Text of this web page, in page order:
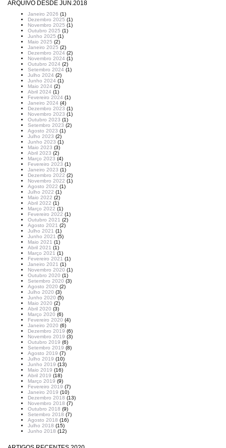
ARQUIVO DESDE JUN.2018
Janeiro 2026 (1)
Dezembro 2025 (1)
Novembro 2025 (1)
Outubro 2025 (1)
Junho 2025 (1)
Maio 2025 (2)
Janeiro 2025 (2)
Dezembro 2024 (2)
Novembro 2024 (1)
Outubro 2024 (2)
Setembro 2024 (1)
Julho 2024 (2)
Junho 2024 (1)
Maio 2024 (2)
Abril 2024 (1)
Fevereiro 2024 (1)
Janeiro 2024 (4)
Dezembro 2023 (1)
Novembro 2023 (1)
Outubro 2023 (1)
Setembro 2023 (2)
Agosto 2023 (1)
Julho 2023 (2)
Junho 2023 (1)
Maio 2023 (3)
Abril 2023 (2)
Março 2023 (4)
Fevereiro 2023 (1)
Janeiro 2023 (1)
Dezembro 2022 (2)
Novembro 2022 (1)
Agosto 2022 (1)
Julho 2022 (1)
Maio 2022 (2)
Abril 2022 (1)
Março 2022 (1)
Fevereiro 2022 (1)
Outubro 2021 (2)
Agosto 2021 (2)
Julho 2021 (1)
Junho 2021 (5)
Maio 2021 (1)
Abril 2021 (1)
Março 2021 (1)
Fevereiro 2021 (1)
Janeiro 2021 (1)
Novembro 2020 (1)
Outubro 2020 (1)
Setembro 2020 (3)
Agosto 2020 (2)
Julho 2020 (3)
Junho 2020 (5)
Maio 2020 (2)
Abril 2020 (3)
Março 2020 (6)
Fevereiro 2020 (4)
Janeiro 2020 (6)
Dezembro 2019 (6)
Novembro 2019 (3)
Outubro 2019 (6)
Setembro 2019 (8)
Agosto 2019 (7)
Julho 2019 (10)
Junho 2019 (13)
Maio 2019 (16)
Abril 2019 (18)
Março 2019 (9)
Fevereiro 2019 (7)
Janeiro 2019 (10)
Dezembro 2018 (13)
Novembro 2018 (7)
Outubro 2018 (9)
Setembro 2018 (7)
Agosto 2018 (16)
Julho 2018 (15)
Junho 2018 (12)